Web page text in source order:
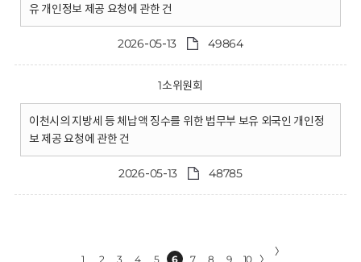
유 개인정보 제공 요청에 관한 건
2026-05-13 49864
1소위원회
이천시의 지방세 등 체납액 징수를 위한 법무부 보유 외국인 개인정
보 제공 요청에 관한 건
2026-05-13 48785
1 2 3 4 5 6 7 8 9 10 〉
〉